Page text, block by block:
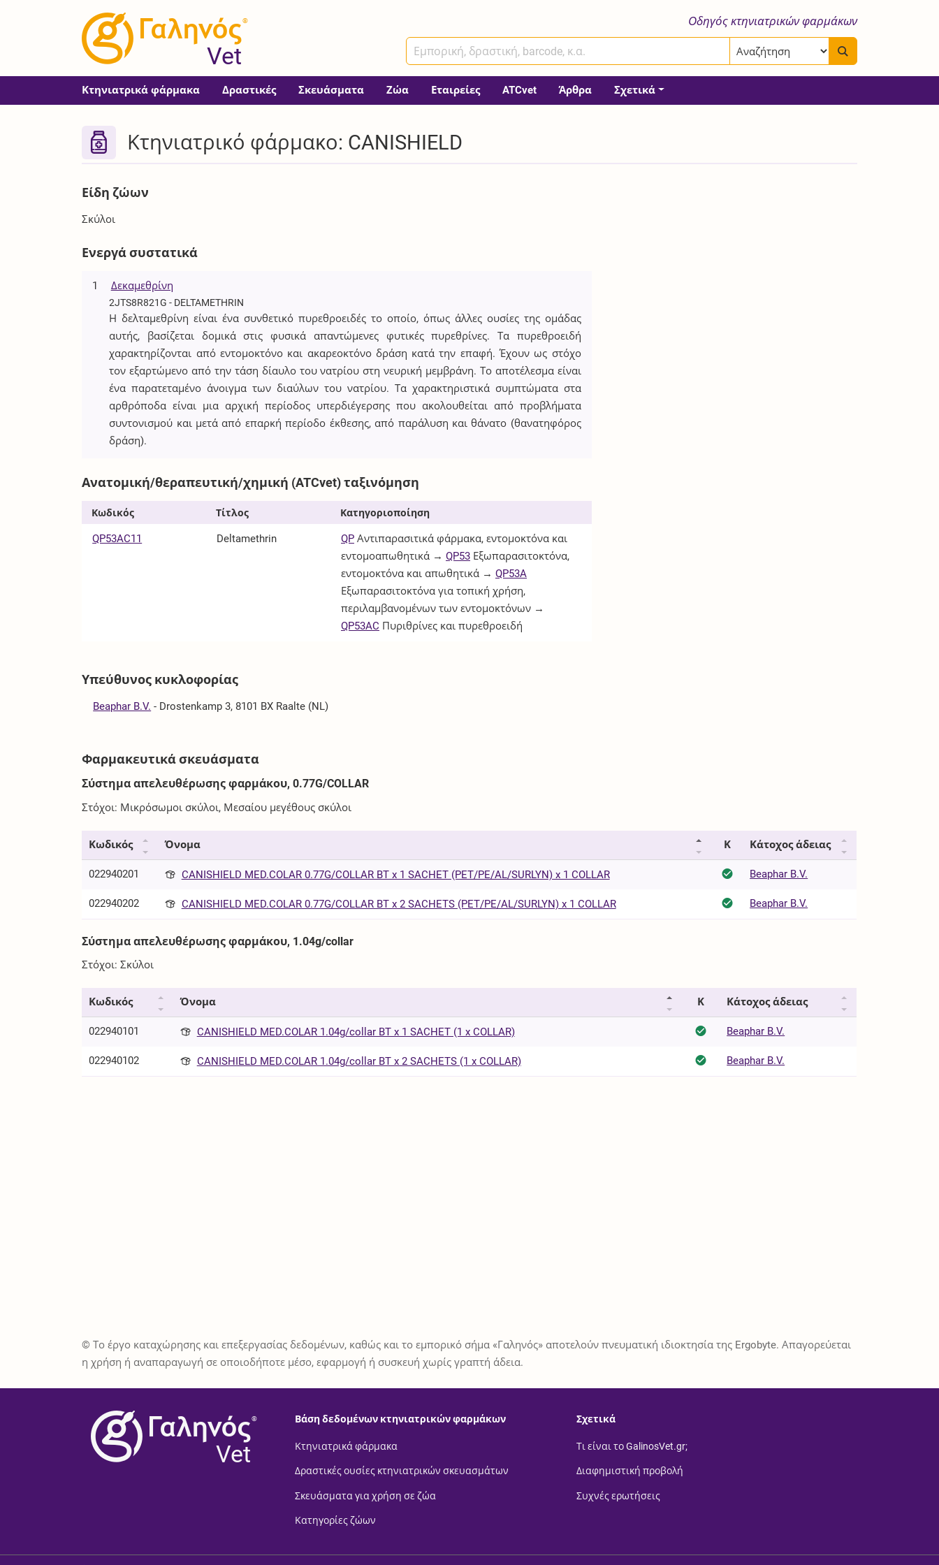
®
Vet
Οδηγός κτηνιατρικών φαρμάκων
Κτηνιατρικά φάρμακα Δραστικές Σκευάσματα Ζώα Εταιρείες ATCvet Άρθρα Σχετικά
Κτηνιατρικό φάρμακο: CANISHIELD
Είδη ζώων
Σκύλοι
Ενεργά συστατικά
1 Δεκαμεθρίνη
2JTS8R821G - DELTAMETHRIN
Η δελταμεθρίνη είναι ένα συνθετικό πυρεθροειδές το οποίο, όπως άλλες ουσίες της ομάδας
αυτής, βασίζεται δομικά στις φυσικά απαντώμενες φυτικές πυρεθρίνες. Τα πυρεθροειδή
χαρακτηρίζονται από εντομοκτόνο και ακαρεοκτόνο δράση κατά την επαφή. Έχουν ως στόχο
τον εξαρτώμενο από την τάση δίαυλο του νατρίου στη νευρική μεμβράνη. Το αποτέλεσμα είναι
ένα παρατεταμένο άνοιγμα των διαύλων του νατρίου. Τα χαρακτηριστικά συμπτώματα στα
αρθρόποδα είναι μια αρχική περίοδος υπερδιέγερσης που ακολουθείται από προβλήματα
συντονισμού και μετά από επαρκή περίοδο έκθεσης, από παράλυση και θάνατο (θανατηφόρος
δράση).
Ανατομική/θεραπευτική/χημική (ATCvet) ταξινόμηση
Κωδικός Τίτλος Κατηγοριοποίηση
QP53AC11 Deltamethrin QP Αντιπαρασιτικά φάρμακα, εντομοκτόνα και
εντομοαπωθητικά → QP53 Εξωπαρασιτοκτόνα,
εντομοκτόνα και απωθητικά → QP53A
Εξωπαρασιτοκτόνα για τοπική χρήση,
περιλαμβανομένων των εντομοκτόνων →
QP53AC Πυριθρίνες και πυρεθροειδή
Υπεύθυνος κυκλοφορίας
Beaphar B.V. - Drostenkamp 3, 8101 BX Raalte (NL)
Φαρμακευτικά σκευάσματα
Σύστημα απελευθέρωσης φαρμάκου, 0.77G/COLLAR
Στόχοι: Μικρόσωμοι σκύλοι, Μεσαίου μεγέθους σκύλοι
Κωδικός Όνομα Κ Κάτοχος άδειας
022940201 CANISHIELD MED.COLAR 0.77G/COLLAR BT x 1 SACHET (PET/PE/AL/SURLYN) x 1 COLLAR Beaphar B.V.
022940202 CANISHIELD MED.COLAR 0.77G/COLLAR BT x 2 SACHETS (PET/PE/AL/SURLYN) x 1 COLLAR Beaphar B.V.
Σύστημα απελευθέρωσης φαρμάκου, 1.04g/collar
Στόχοι: Σκύλοι
Κωδικός Όνομα Κ Κάτοχος άδειας
022940101 CANISHIELD MED.COLAR 1.04g/collar BT x 1 SACHET (1 x COLLAR) Beaphar B.V.
022940102 CANISHIELD MED.COLAR 1.04g/collar BT x 2 SACHETS (1 x COLLAR) Beaphar B.V.
© Το έργο καταχώρησης και επεξεργασίας δεδομένων, καθώς και το εμπορικό σήμα «Γαληνός» αποτελούν πνευματική ιδιοκτησία της Ergobyte. Απαγορεύεται
η χρήση ή αναπαραγωγή σε οποιοδήποτε μέσο, εφαρμογή ή συσκευή χωρίς γραπτή άδεια.
®
Vet
Βάση δεδομένων κτηνιατρικών φαρμάκων
Κτηνιατρικά φάρμακα
Δραστικές ουσίες κτηνιατρικών σκευασμάτων
Σκευάσματα για χρήση σε ζώα
Κατηγορίες ζώων
Σχετικά
Τι είναι το GalinosVet.gr;
Διαφημιστική προβολή
Συχνές ερωτήσεις